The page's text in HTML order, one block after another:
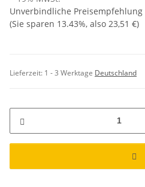
Unverbindliche Preisempfehlung
(Sie sparen 13.43%, also 23,51 €)
Lieferzeit: 1 - 3 Werktage Deutschland